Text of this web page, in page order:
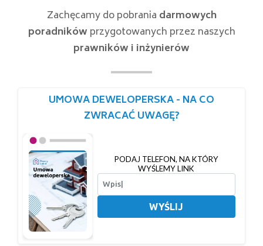
Zachęcamy do pobrania darmowych
poradników przygotowanych przez naszych
prawników i inżynierów
UMOWA DEWELOPERSKA - NA CO
ZWRACAĆ UWAGĘ?
PODAJ TELEFON, NA KTÓRY
WYŚLEMY LINK
WYŚLIJ